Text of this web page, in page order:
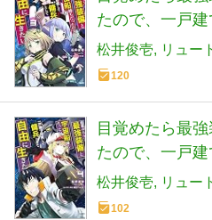
たので、一戸
自由に生きた
松井俊壱 リュー
120
目覚めたら最
たので、一戸
自由に生きた
松井俊壱 リュー
102